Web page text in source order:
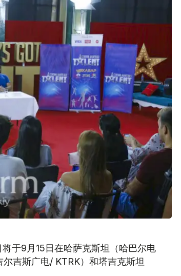
于9月15日在哈萨克斯坦（哈巴尔电
吉斯广电/ KTRK）和塔吉克斯坦